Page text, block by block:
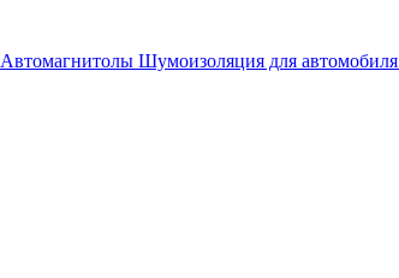
Автомагнитолы Шумоизоляция для автомобиля